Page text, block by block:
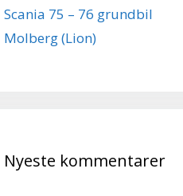
Scania 75 – 76 grundbil
Molberg (Lion)
Nyeste kommentarer